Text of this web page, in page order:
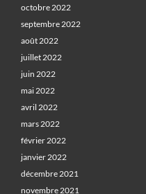
octobre 2022
septembre 2022
août 2022
juillet 2022
juin 2022
mai 2022
avril 2022
mars 2022
février 2022
janvier 2022
décembre 2021
novembre 2021